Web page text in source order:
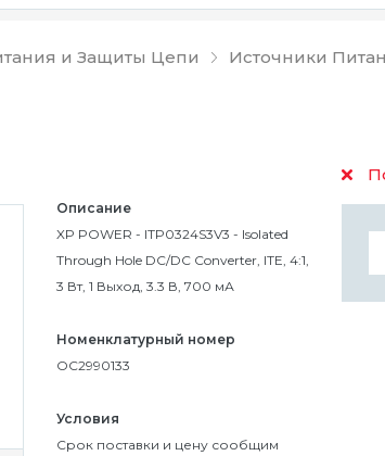
и Защиты Цепи Источники
Описание
XP POWER - ITP0324S3V3 - Isolated
Through Hole DC/DC Converter, ITE, 4:1,
3 Вт, 1 Выход, 3.3 В, 700 мА
Номенклатурный номер
OC2990133
Условия
Cрок поставки и цену сообщим